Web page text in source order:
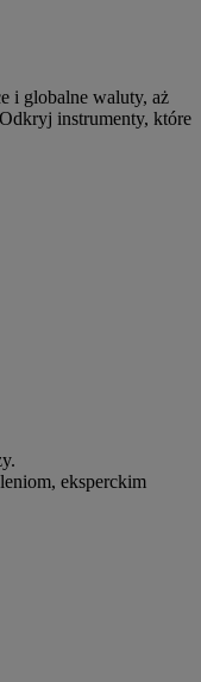
i globalne waluty, aż
instrumenty, które
eksperckim